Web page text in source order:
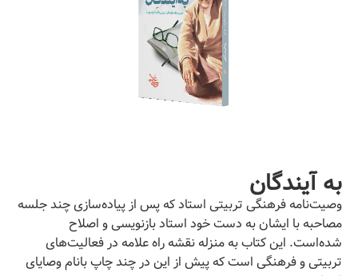
به آیندگان
وصیت‌نامه فرهنگی تربیتی استاد که پس از پیاده‌‌سازی چند جلسه
مصاحبه با ایشان به دست خود استاد بازنویسی و اصلاح
شده‌است. این کتاب به منزله نقشه راه علامه در فعالیت‌های
تربیتی و فرهنگی است که پیش از این در چند چاپ بانام وصایای